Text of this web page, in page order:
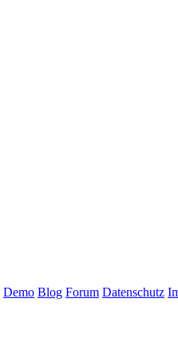
Demo Blog Forum Datenschutz